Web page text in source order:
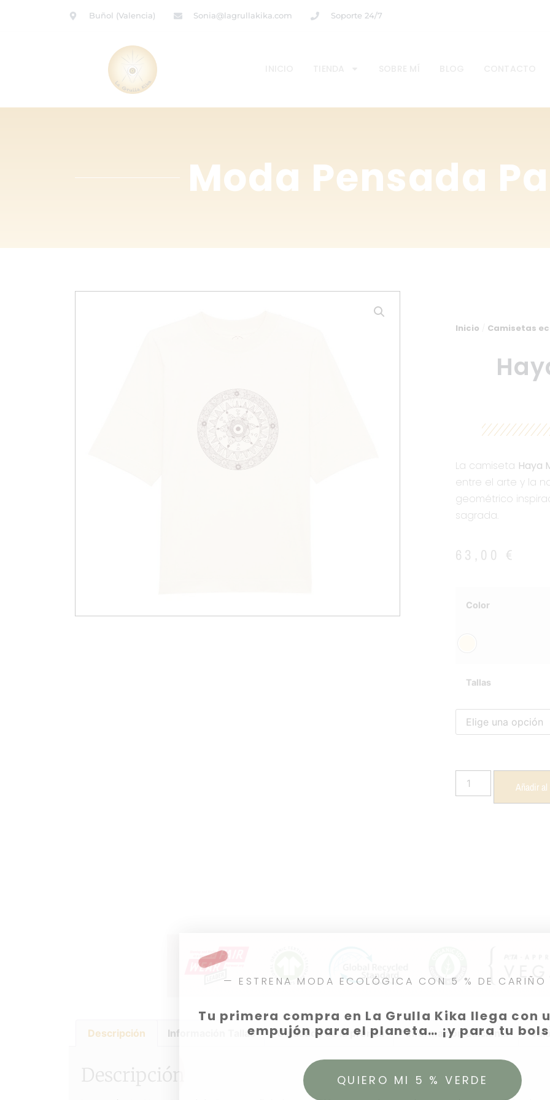
Buñol (Valencia) Sonia@lagrullakika.com Soporte 24/7
Moda Pensada
Inicio Camisetas
La camiseta Haya
entre el arte y la
geométrico
sagrada.
63,00 €
Color
Tallas
Añadir
Descripción Información Tallas Cuidados de la prenda Información adicional
Descripción
— ESTRENA MODA ECOLÓGICA CON 5 % DE CARIÑO
Tu primera compra en La Grulla Kika llega con
empujón para el planeta… ¡y para tu
QUIERO MI 5 % VERDE